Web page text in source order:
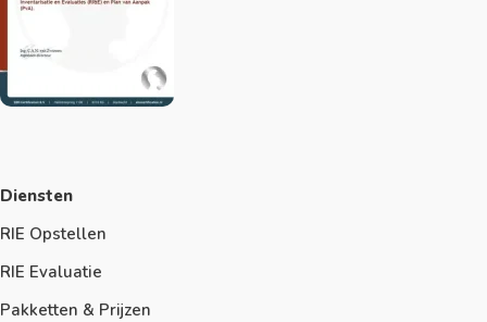
Diensten
RIE Opstellen
RIE Evaluatie
Pakketten & Prijzen